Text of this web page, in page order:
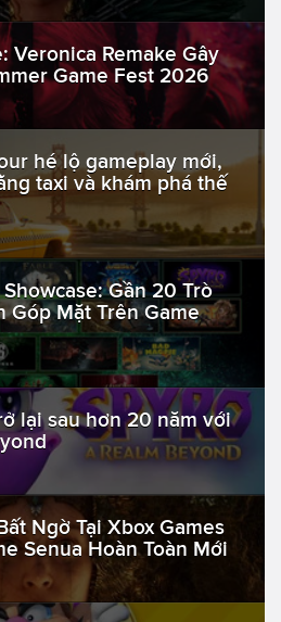
Veronica Remake Gây
Game Fest 2026
hé lộ gameplay mới,
taxi và khám phá thế
Gần 20 Trò
Góp Mặt Trên Game
lại sau hơn 20 năm với
Ngờ Tại Xbox Games
Senua Hoàn Toàn Mới